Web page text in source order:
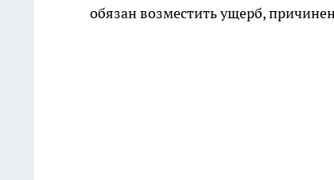
обязан возместить ущерб,